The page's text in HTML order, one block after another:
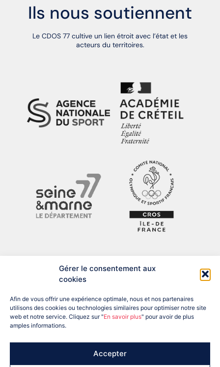
Gérer le consentement aux
cookies
Afin de vous offrir une expérience optimale, nous et nos partenaires
utilisons des cookies ou technologies similaires pour optimiser notre site
web et notre service. Cliquez sur "En savoir plus" pour avoir de plus
amples informations.
Accepter
Ils nous soutiennent
Le CDOS 77 cultive un lien étroit avec l’état et les
acteurs du territoires.
ADRESSE : 12 BIS RUE DU PRÉSIDENT DESPATYS, 77007 MELUN
TÉL : 01 60 56 04 57
EMAIL : SEINEETMARNE@FRANCEOLYMPIQUE.COM